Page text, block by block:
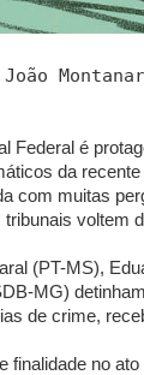
Federal é
da
com muitas
voltem
(PT-MS),
MG)
de crime,
finalidade no